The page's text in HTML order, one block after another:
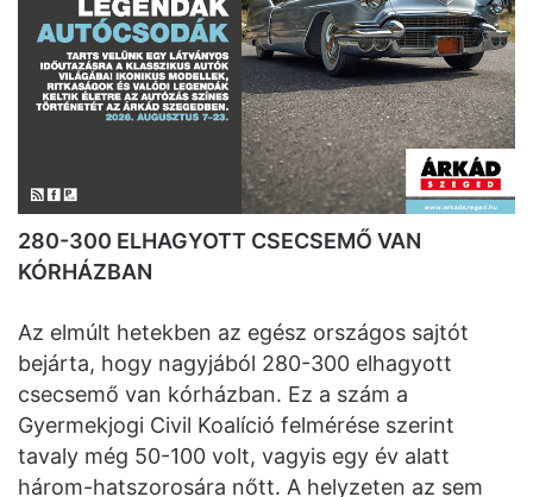
280-300 ELHAGYOTT CSECSEMŐ VAN
KÓRHÁZBAN
Az elmúlt hetekben az egész országos sajtót
bejárta, hogy nagyjából 280-300 elhagyott
csecsemő van kórházban. Ez a szám a
Gyermekjogi Civil Koalíció felmérése szerint
tavaly még 50-100 volt, vagyis egy év alatt
három-hatszorosára nőtt. A helyzeten az sem